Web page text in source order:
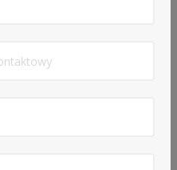
wizyta
stacjonarna).
nie podlega zwrotowi.